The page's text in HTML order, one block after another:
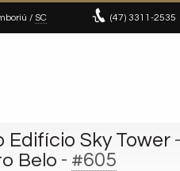
/ SC (47) 3311-2535
Sky Tower
Belo - #605